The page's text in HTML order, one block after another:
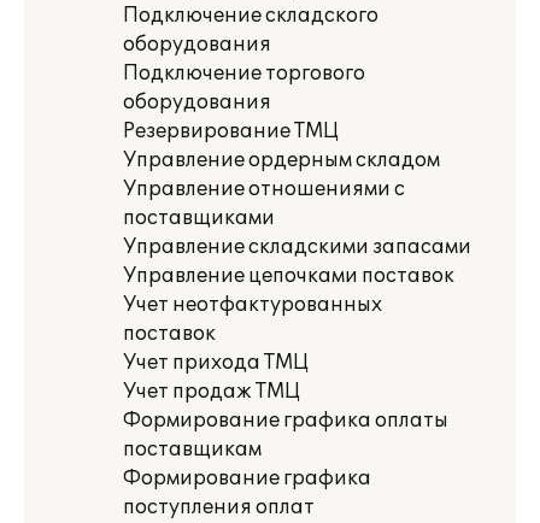
Подключение складского
оборудования
Подключение торгового
оборудования
Резервирование ТМЦ
Управление ордерным складом
Управление отношениями с
поставщиками
Управление складскими запасами
Управление цепочками поставок
Учет неотфактурованных
поставок
Учет прихода ТМЦ
Учет продаж ТМЦ
Формирование графика оплаты
поставщикам
Формирование графика
поступления оплат